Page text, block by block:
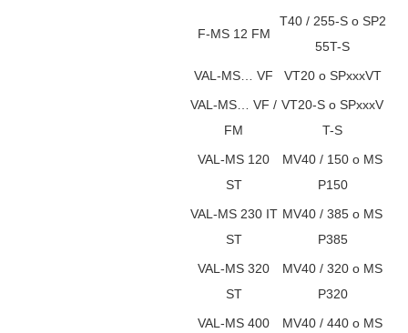
F-MS 12 FM
T40 / 255-S o SP2
55T-S
VAL-MS… VF
VT20 o SPxxxVT
VAL-MS… VF /
FM
VT20-S o SPxxxV
T-S
VAL-MS 120
ST
MV40 / 150 o MS
P150
VAL-MS 230 IT
ST
MV40 / 385 o MS
P385
VAL-MS 320
ST
MV40 / 320 o MS
P320
VAL-MS 400
MV40 / 440 o MS